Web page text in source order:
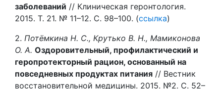
заболеваний // Клиническая геронтология.
2015. Т. 21. № 11–12. С. 98–100. (ссылка)
2. Потёмкина Н. С., Крутько В. Н., Мамиконова
О. А. Оздоровительный, профилактический и
геропротекторный рацион, основанный на
повседневных продуктах питания // Вестник
восстановительной медицины. 2015. №2. С. 52–